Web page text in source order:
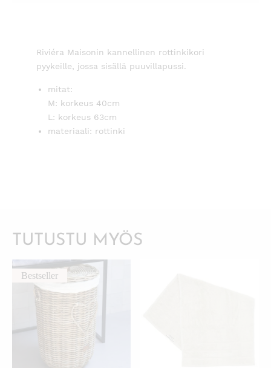
Riviéra Maisonin kannellinen rottinkikori
pyykeille, jossa sisällä puuvillapussi.
mitat:
M: korkeus 40cm
L: korkeus 63cm
materiaali: rottinki
TUTUSTU MYÖS
BestsellerKATSO PIKANÄKYMÄ